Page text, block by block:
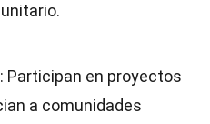
: Participan en proyectos
a comunidades